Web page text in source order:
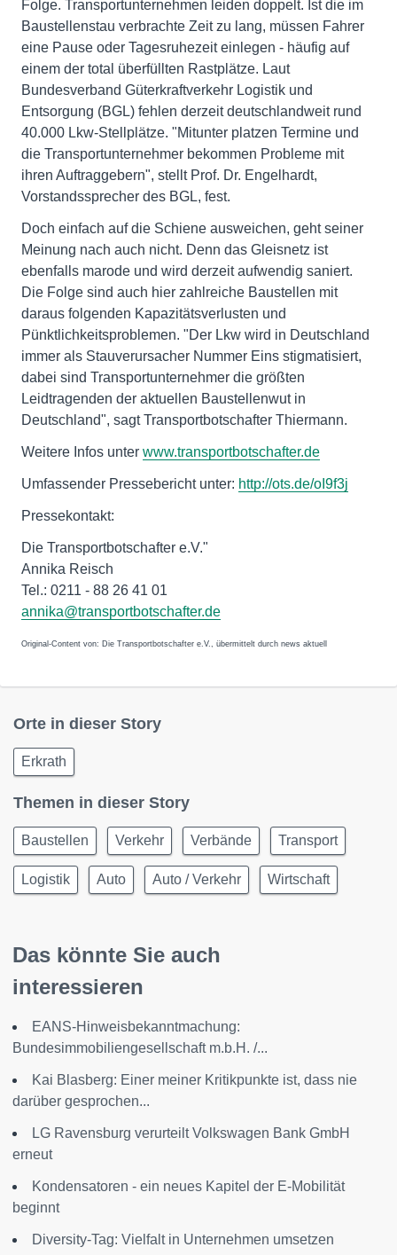
Folge. Transportunternehmen leiden doppelt. Ist die im
Baustellenstau verbrachte Zeit zu lang, müssen Fahrer
eine Pause oder Tagesruhezeit einlegen - häufig auf
einem der total überfüllten Rastplätze. Laut
Bundesverband Güterkraftverkehr Logistik und
Entsorgung (BGL) fehlen derzeit deutschlandweit rund
40.000 Lkw-Stellplätze. "Mitunter platzen Termine und
die Transportunternehmer bekommen Probleme mit
ihren Auftraggebern", stellt Prof. Dr. Engelhardt,
Vorstandssprecher des BGL, fest.
Doch einfach auf die Schiene ausweichen, geht seiner
Meinung nach auch nicht. Denn das Gleisnetz ist
ebenfalls marode und wird derzeit aufwendig saniert.
Die Folge sind auch hier zahlreiche Baustellen mit
daraus folgenden Kapazitätsverlusten und
Pünktlichkeitsproblemen. "Der Lkw wird in Deutschland
immer als Stauverursacher Nummer Eins stigmatisiert,
dabei sind Transportunternehmer die größten
Leidtragenden der aktuellen Baustellenwut in
Deutschland", sagt Transportbotschafter Thiermann.
Weitere Infos unter www.transportbotschafter.de
Umfassender Pressebericht unter: http://ots.de/oI9f3j
Pressekontakt:
Die Transportbotschafter e.V."
Annika Reisch
Tel.: 0211 - 88 26 41 01
annika@transportbotschafter.de
Original-Content von: Die Transportbotschafter e.V., übermittelt durch news aktuell
Orte in dieser Story
Erkrath
Themen in dieser Story
Baustellen Verkehr Verbände Transport
Logistik Auto Auto / Verkehr Wirtschaft
Das könnte Sie auch
interessieren
EANS-Hinweisbekanntmachung:
Bundesimmobiliengesellschaft m.b.H. /...
Kai Blasberg: Einer meiner Kritikpunkte ist, dass nie
darüber gesprochen...
LG Ravensburg verurteilt Volkswagen Bank GmbH
erneut
Kondensatoren - ein neues Kapitel der E-Mobilität
beginnt
Diversity-Tag: Vielfalt in Unternehmen umsetzen